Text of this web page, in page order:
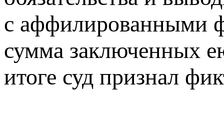
с аффилированными
сумма заключенных
итоге суд признал